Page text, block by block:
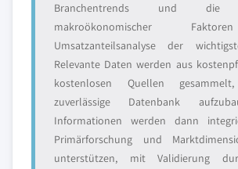
Branchentrends und die
makroökonomischer
Umsatzanteilsanalyse der
Relevante Daten werden aus
kostenlosen Quellen
zuverlässige Datenbank
Informationen werden dann
Primärforschung und
unterstützen, mit Validierung